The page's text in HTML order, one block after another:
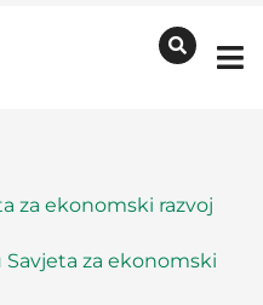
za ekonomski razvoj
za ekonomski